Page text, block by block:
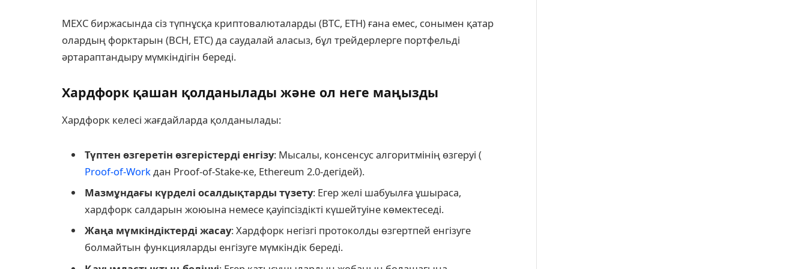
MEXC биржасында сіз түпнұсқа криптовалюталарды (BTC, ETH) ғана емес, сонымен қатар
олардың форктарын (BCH, ETC) да саудалай аласыз, бұл трейдерлерге портфельді
әртараптандыру мүмкіндігін береді.
Хардфорк қашан қолданылады және ол неге маңызды
Хардфорк келесі жағдайларда қолданылады:
Түптен өзгеретін өзгерістерді енгізу: Мысалы, консенсус алгоритмінің өзгеруі (
Proof-of-Workдан Proof-of-Stake-ке, Ethereum 2.0-дегідей).
Мазмұндағы күрделі осалдықтарды түзету: Егер желі шабуылға ұшыраса,
хардфорк салдарын жоюына немесе қауіпсіздікті күшейтуіне көмектеседі.
Жаңа мүмкіндіктерді жасау: Хардфорк негізгі протоколды өзгертпей енгізуге
болмайтын функцияларды енгізуге мүмкіндік береді.